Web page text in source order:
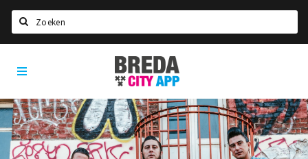
Home
Agenda
Deals
Party pics
Breda
City
App